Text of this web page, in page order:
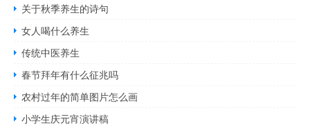
关于秋季养生的诗句
女人喝什么养生
传统中医养生
春节拜年有什么征兆吗
农村过年的简单图片怎么画
小学生庆元宵演讲稿